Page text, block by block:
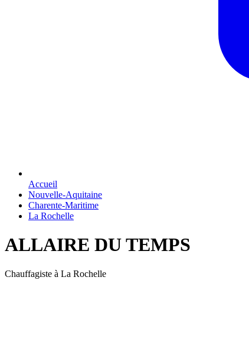
Accueil
Nouvelle-Aquitaine
Charente-Maritime
La Rochelle
ALLAIRE DU TEMPS
Chauffagiste à La Rochelle